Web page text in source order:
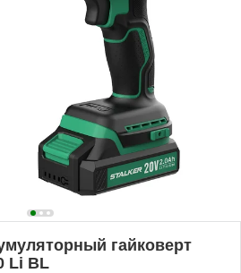
гайковерт
Li BL